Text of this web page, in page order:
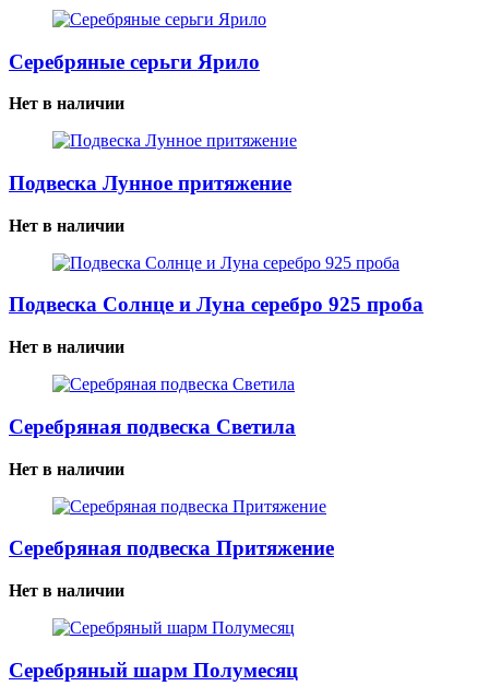
Серебряные серьги Ярило
Нет в наличии
Подвеска Лунное притяжение
Нет в наличии
Подвеска Солнце и Луна серебро 925 проба
Нет в наличии
Серебряная подвеска Светила
Нет в наличии
Серебряная подвеска Притяжение
Нет в наличии
Серебряный шарм Полумесяц